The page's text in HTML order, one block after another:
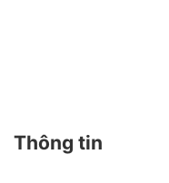
Thông tin